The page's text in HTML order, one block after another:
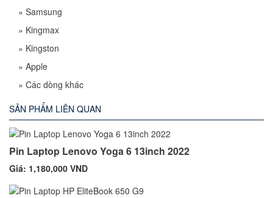
» Samsung
» Kingmax
» Kingston
» Apple
» Các dòng khác
SẢN PHẨM LIÊN QUAN
Pin Laptop Lenovo Yoga 6 13inch 2022
Giá: 1,180,000 VND